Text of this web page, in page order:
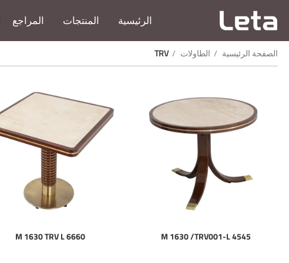
الرئيسية المنتجات المراجع
الصفحة الرئيسية الطاولات TRV
M 1630 /TRV001-L 4545
M 1630 TRV L 6660